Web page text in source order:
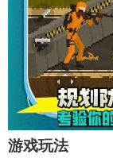
游戏玩法